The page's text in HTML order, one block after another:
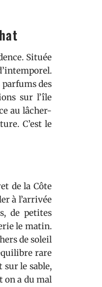
Située
parfums des
sur l’île
au lâcher-
C’est le
de la Côte
à l’arrivée
de petites
le matin.
de soleil
rare
le sable,
on a du mal